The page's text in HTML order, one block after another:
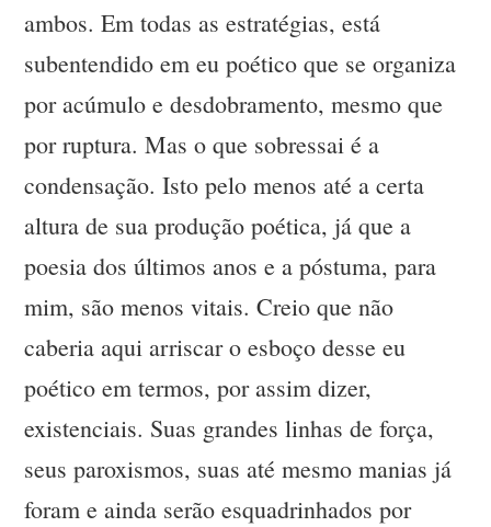
ambos. Em todas as estratégias, está
subentendido em eu poético que se organiza
por acúmulo e desdobramento, mesmo que
por ruptura. Mas o que sobressai é a
condensação. Isto pelo menos até a certa
altura de sua produção poética, já que a
poesia dos últimos anos e a póstuma, para
mim, são menos vitais. Creio que não
caberia aqui arriscar o esboço desse eu
poético em termos, por assim dizer,
existenciais. Suas grandes linhas de força,
seus paroxismos, suas até mesmo manias já
foram e ainda serão esquadrinhados por